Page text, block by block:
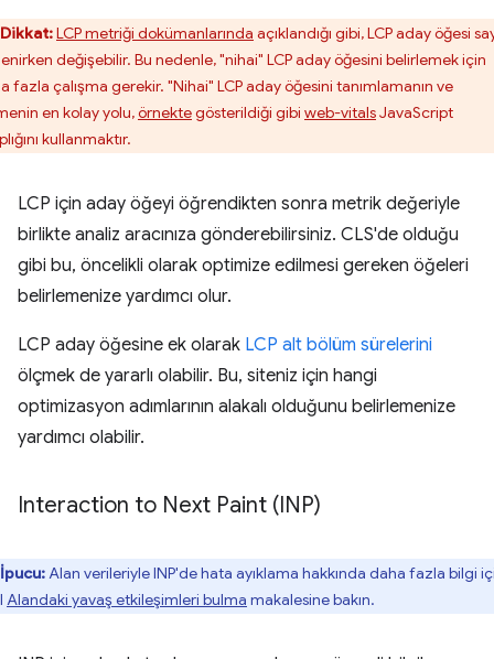
Dikkat:LCP metriği dokümanlarında açıklandığı gibi, LCP aday öğesi
değişebilir. Bu nedenle, "nihai" LCP aday öğesini belirlemek için
fazla çalışma gerekir. "Nihai" LCP aday öğesini tanımlamanın ve
en kolay yolu,örnektegösterildiği gibi web-vitalsJavaScript
kullanmaktır.
LCP için aday öğeyi öğrendikten sonra metrik değeriyle
birlikte analiz aracınıza gönderebilirsiniz. CLS'de olduğu
gibi bu, öncelikli olarak optimize edilmesi gereken öğeleri
belirlemenize yardımcı olur.
LCP aday öğesine ek olarak LCP alt bölüm sürelerini
ölçmek de yararlı olabilir. Bu, siteniz için hangi
optimizasyon adımlarının alakalı olduğunu belirlemenize
yardımcı olabilir.
Interaction to Next Paint (INP)
İpucu: Alan verileriyle INP'de hata ayıklama hakkında daha fazla bilgi
Alandaki yavaş etkileşimleri bulma makalesine bakın.